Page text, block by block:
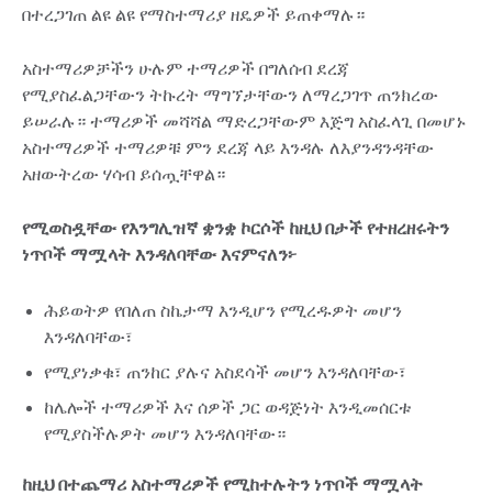
በተረጋገጠ ልዩ ልዩ የማስተማሪያ ዘዴዎች ይጠቀማሉ።
አስተማሪዎቻችን ሁሉም ተማሪዎች በግለሰብ ደረጃ
የሚያስፈልጋቸውን ትኩረት ማግኘታቸውን ለማረጋገጥ ጠንክረው
ይሠራሉ። ተማሪዎች መሻሻል ማድረጋቸውም እጅግ አስፈላጊ በመሆኑ
አስተማሪዎች ተማሪዎቹ ምን ደረጃ ላይ እንዳሉ ለእያንዳንዳቸው
አዘውትረው ሃሳብ ይሰጧቸዋል።
የሚወስዷቸው የእንግሊዝኛ ቋንቋ ኮርሶች ከዚህ በታች የተዘረዘሩትን
ነጥቦች ማሟላት እንዳለባቸው እናምናለን፦
ሕይወትዎ የበለጠ ስኬታማ እንዲሆን የሚረዱዎት መሆን
እንዳለባቸው፣
የሚያነቃቁ፣ ጠንከር ያሉና አስደሳች መሆን እንዳለባቸው፣
ከሌሎች ተማሪዎች እና ሰዎች ጋር ወዳጅነት እንዲመሰርቱ
የሚያስችሉዎት መሆን እንዳለባቸው።
ከዚህ በተጨማሪ አስተማሪዎች የሚከተሉትን ነጥቦች ማሟላት